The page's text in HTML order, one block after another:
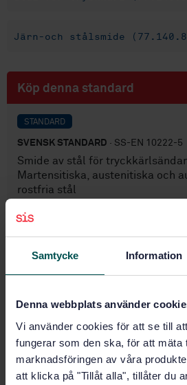
Samtycke Information
Denna webbplats använder
Vi använder cookies för att se till
fungerar som den ska, för att mäta
marknadsföringen av våra
att klicka på "Tillåt alla", tillåter du
Järn-och stålsmide
Köp denna standard
STANDARD
SVENSK STANDARD · SS-EN 10222-5
Smide av stål för
Martensitiska, austenitiska och
rostfria stål
Prenumerera på
Produktinformation